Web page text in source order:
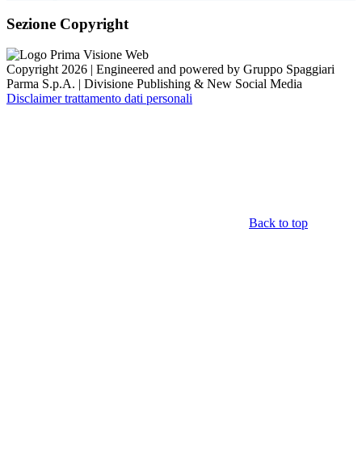
Sezione Copyright
Copyright 2026 | Engineered and powered by Gruppo Spaggiari
Parma S.p.A. | Divisione Publishing & New Social Media
Disclaimer trattamento dati personali
Back to top